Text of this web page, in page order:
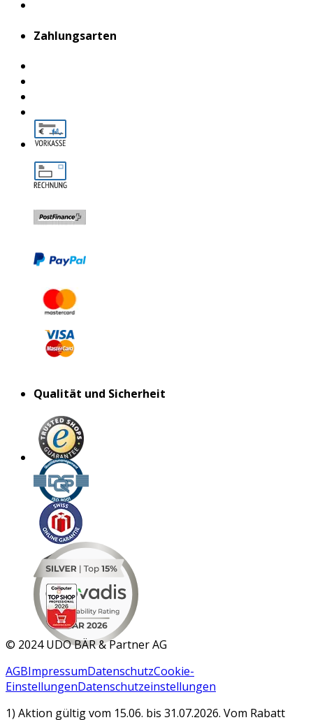
Zahlungsarten
Qualität und Sicherheit
MAR 2026
© 2024 UDO BÄR & Partner AG
AGBImpressumDatenschutzCookie-
EinstellungenDatenschutzeinstellungen
1) Aktion gültig vom 15.06. bis 31.07.2026. Vom Rabatt